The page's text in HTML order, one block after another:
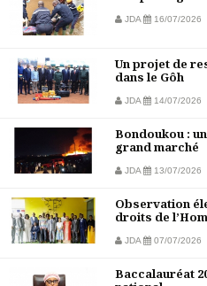
JDA 16/07/2026
Un projet de
dans le Gôh
JDA 14/07/2026
Bondoukou :
grand marché
JDA 13/07/2026
Observation
droits de
JDA 07/07/2026
Baccalauréat